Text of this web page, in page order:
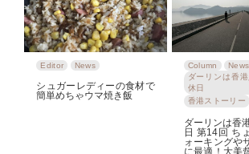
Editor News
シュガーレディーの食材で
簡単めちゃウマ焼き飯
Column News
ダーリンは香
休日
香港ストーリー
ダーリンは香
日 第14回 ち
ォーキングや